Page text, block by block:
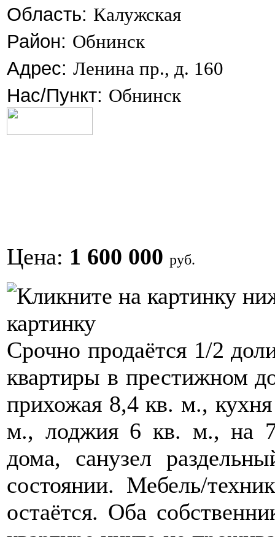
Область: Калужская
Район: Обнинск
Адрес: Ленина пр., д. 160
Нас/Пункт: Обнинск
Цена: 1 600 000 руб.
картинку
Срочно продаётся 1/2
квартиры в престижном
прихожая 8,4 кв. м.,
м., лоджия 6 кв. м., на 7
дома, санузел
состоянии. Мебель/
остаётся. Оба